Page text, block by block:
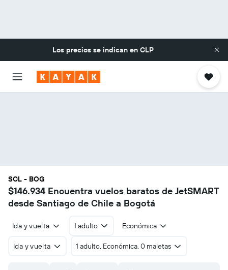
Los precios se indican en CLP
SCL - BOG
$146.934 Encuentra vuelos baratos de JetSMART
desde Santiago de Chile a Bogotá
Ida y vuelta 1 adulto Económica
Ida y vuelta 1 adulto, Económica, 0 maletas